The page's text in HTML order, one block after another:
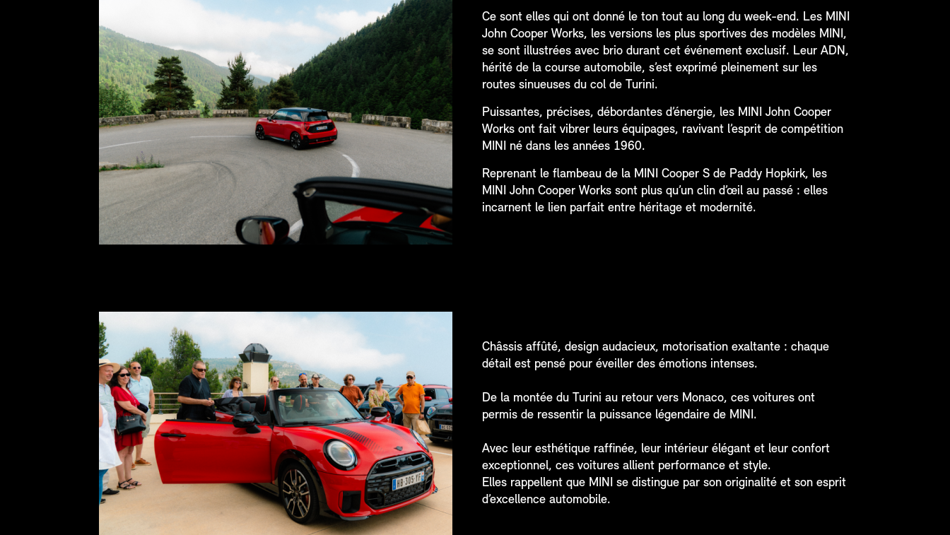
Ce sont elles qui ont donné le ton tout au long du week-end. Les MINI
John Cooper Works, les versions les plus sportives des modèles MINI,
se sont illustrées avec brio durant cet événement exclusif. Leur ADN,
hérité de la course automobile, s’est exprimé pleinement sur les
routes sinueuses du col de Turini.
Puissantes, précises, débordantes d’énergie, les MINI John Cooper
Works ont fait vibrer leurs équipages, ravivant l’esprit de compétition
MINI né dans les années 1960.
Reprenant le flambeau de la MINI Cooper S de Paddy Hopkirk, les
MINI John Cooper Works sont plus qu’un clin d’œil au passé : elles
incarnent le lien parfait entre héritage et modernité.
Châssis affûté, design audacieux, motorisation exaltante : chaque
détail est pensé pour éveiller des émotions intenses.
De la montée du Turini au retour vers Monaco, ces voitures ont
permis de ressentir la puissance légendaire de MINI.
Avec leur esthétique raffinée, leur intérieur élégant et leur confort
exceptionnel, ces voitures allient performance et style.
Elles rappellent que MINI se distingue par son originalité et son esprit
d’excellence automobile.